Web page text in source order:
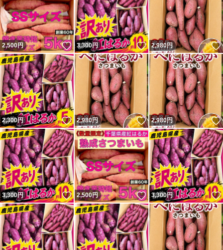
2,500円 いいね！
3,300円 いいね！
2,980円
2,300円 いいね！
2,980円 いいね！
2,980円
3,300円 いいね！
2,500円 いいね！
3,300円